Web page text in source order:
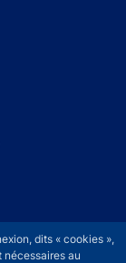
dits « cookies »,
nécessaires au